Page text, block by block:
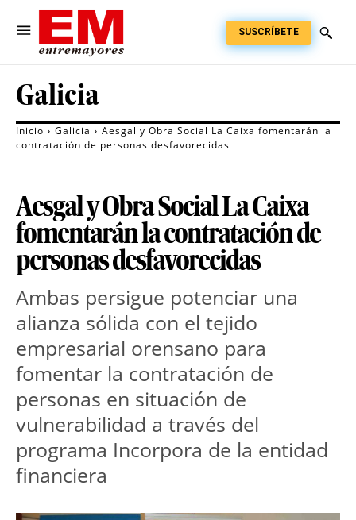
SUSCRÍBETE
Galicia
Inicio Galicia
Aesgal y Obra Social La Caixa fomentarán la
contratación de personas desfavorecidas
Aesgal y Obra Social La Caixa
fomentarán la contratación de
personas desfavorecidas
Ambas persigue potenciar una
alianza sólida con el tejido
empresarial orensano para
fomentar la contratación de
personas en situación de
vulnerabilidad a través del
programa Incorpora de la entidad
financiera